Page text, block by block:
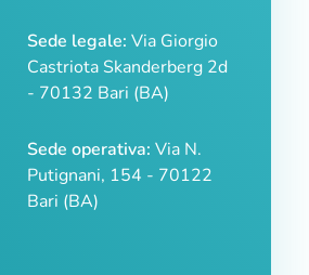
Sede legale: Via Giorgio
Castriota Skanderberg 2d
- 70132 Bari (BA)
Sede operativa: Via N.
Putignani, 154 - 70122
Bari (BA)